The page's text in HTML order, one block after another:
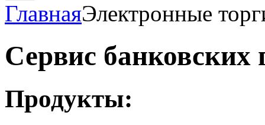
ГлавнаяЭлектронные
Сервис банковских
Продукты: